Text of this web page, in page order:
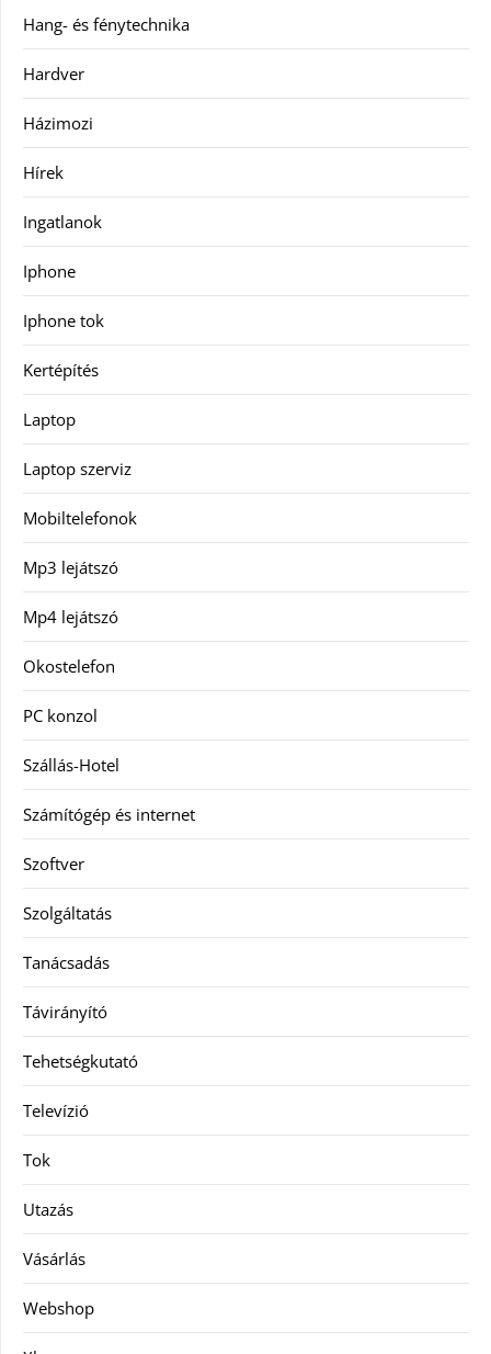
Hang- és fénytechnika
Hardver
Házimozi
Hírek
Ingatlanok
Iphone
Iphone tok
Kertépítés
Laptop
Laptop szerviz
Mobiltelefonok
Mp3 lejátszó
Mp4 lejátszó
Okostelefon
PC konzol
Szállás-Hotel
Számítógép és internet
Szoftver
Szolgáltatás
Tanácsadás
Távirányító
Tehetségkutató
Televízió
Tok
Utazás
Vásárlás
Webshop